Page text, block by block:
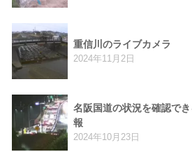
重信川のライブカメラ
2024年11月2日
名阪国道の状況を確認で
報
2024年10月23日